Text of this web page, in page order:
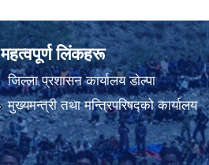
महत्वपूर्ण लिंकहरू
जिल्ला प्रशासन कार्यालय डाेल्पा
मुख्यमन्त्री तथा मन्त्रिपरिषद्को कार्यालय